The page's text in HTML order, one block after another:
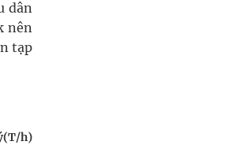
dân
nên
tạp
h)